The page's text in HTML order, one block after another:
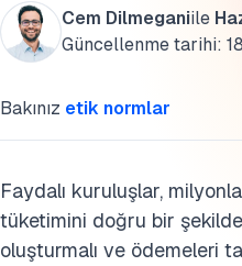
Cem Dilmeganiile
Güncellenme tarihi:
Bakınız etik normlar
Faydalı kuruluşlar,
tüketimini doğru bir
oluşturmalı ve ödemeleri
Bu araştırmayı kaynak